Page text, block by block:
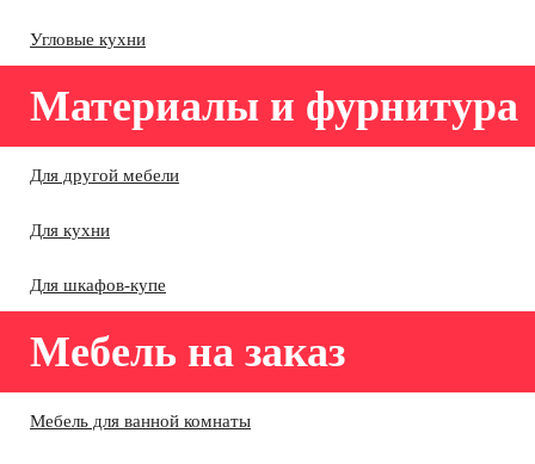
Угловые кухни
Материалы и фурнитура
Для другой мебели
Для кухни
Для шкафов-купе
Мебель на заказ
Мебель для ванной комнаты